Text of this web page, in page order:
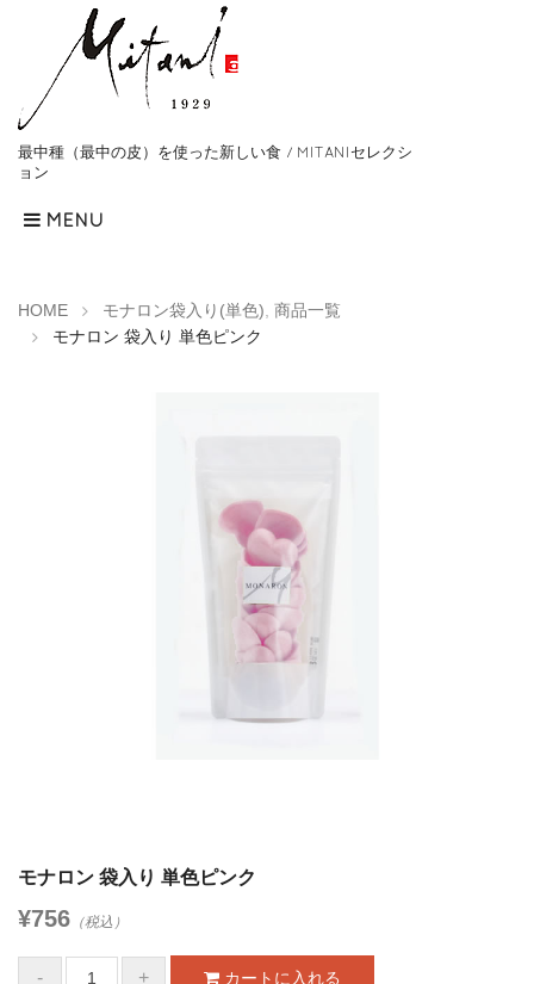
最中種（最中の皮）を使った新しい食 / MITANIセレクシ
ョン
MENU
HOME モナロン袋入り(単色), 商品一覧
モナロン 袋入り 単色ピンク
モナロン 袋入り 単色ピンク
¥756 （税込）